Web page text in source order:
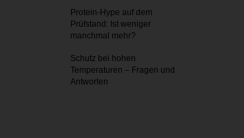
Protein-Hype auf dem
Prüfstand: Ist weniger
manchmal mehr?
Schutz bei hohen
Temperaturen – Fragen und
Antworten